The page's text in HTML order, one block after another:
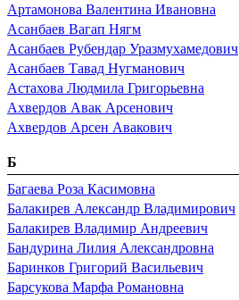
Артамонова Валентина Ивановна
Асанбаев Вагап Нягм
Асанбаев Рубендар Уразмухамедович
Асанбаев Тавад Нугманович
Астахова Людмила Григорьевна
Ахвердов Авак Арсенович
Ахвердов Арсен Авакович
Б
Багаева Роза Касимовна
Балакирев Александр Владимирович
Балакирев Владимир Андреевич
Бандурина Лилия Александровна
Баринков Григорий Васильевич
Барсукова Марфа Романовна